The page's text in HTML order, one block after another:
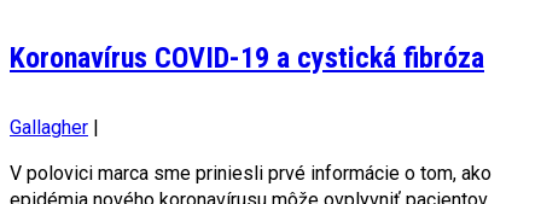
Koronavírus COVID-19 a cystická fibróza
Gallagher |
V polovici marca sme priniesli prvé informácie o tom, ako